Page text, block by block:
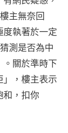
主無奈回
度執著於一定
測是否為中
。關於準時下
」，樓主表示
和，扣你